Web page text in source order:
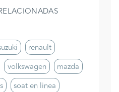
renault
volkswagen
mazda
soat en linea